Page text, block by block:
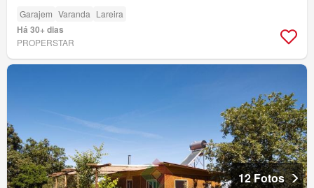
Garajem Varanda Lareira
Há 30+ dias
PROPERSTAR
12 Fotos